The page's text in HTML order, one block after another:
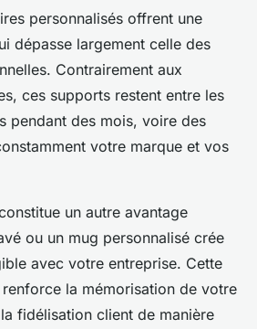
personnalisés offrent une
dépasse largement celle des
Contrairement aux
ces supports restent entre les
pendant des mois, voire des
votre marque et vos
un autre avantage
ou un mug personnalisé crée
avec votre entreprise. Cette
la mémorisation de votre
fidélisation client de manière